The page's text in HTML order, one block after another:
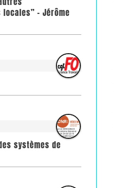
- Jérôme
systèmes de